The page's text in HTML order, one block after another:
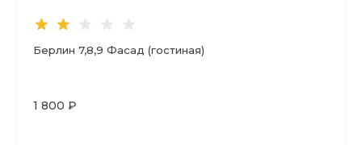
Берлин 7,8,9 Фасад (гостиная)
1 800 ₽